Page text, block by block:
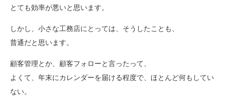
とても効率が悪いと思います。
しかし、小さな工務店にとっては、そうしたことも、
普通だと思います。
顧客管理とか、顧客フォローと言ったって、
よくて、年末にカレンダーを届ける程度で、ほとんど何もしてい
ない。